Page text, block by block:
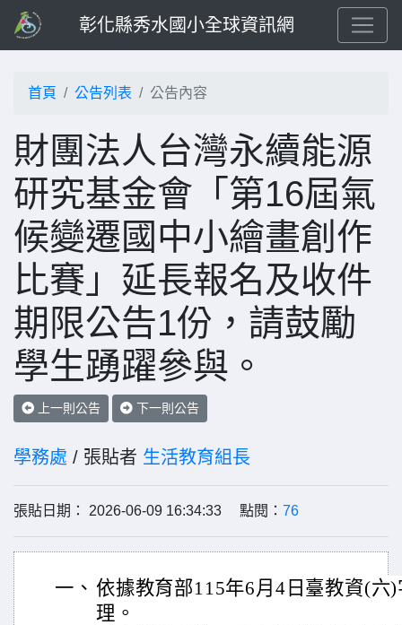
彰化縣秀水國小全球資訊網
首頁 公告列表 公告內容
財團法人台灣永續能源
研究基金會「第16屆氣
候變遷國中小繪畫創作
比賽」延長報名及收件
期限公告1份，請鼓勵
學生踴躍參與。
上一則公告 下一則公告
學務處 / 張貼者 生活教育組長
張貼日期： 2026-06-09 16:34:33 點閱： 76
一、 依據教育部115年6月4日臺教資(六
理。